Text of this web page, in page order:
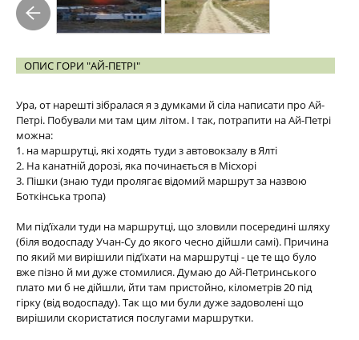
ОПИС ГОРИ "АЙ-ПЕТРІ"
Ура, от нарешті зібралася я з думками й сіла написати про Ай-
Петрі. Побували ми там цим літом. І так, потрапити на Ай-Петрі
можна:
1. на маршрутці, які ходять туди з автовокзалу в Ялті
2. На канатній дорозі, яка починається в Місхорі
3. Пішки (знаю туди пролягає відомий маршрут за назвою
Боткінська тропа)
Ми під’їхали туди на маршрутці, що зловили посередині шляху
(біля водоспаду Учан-Су до якого чесно дійшли самі). Причина
по який ми вирішили під’їхати на маршрутці - це те що було
вже пізно й ми дуже стомилися. Думаю до Ай-Петринського
плато ми б не дійшли, йти там пристойно, кілометрів 20 під
гірку (від водоспаду). Так що ми були дуже задоволені що
вирішили скористатися послугами маршрутки.